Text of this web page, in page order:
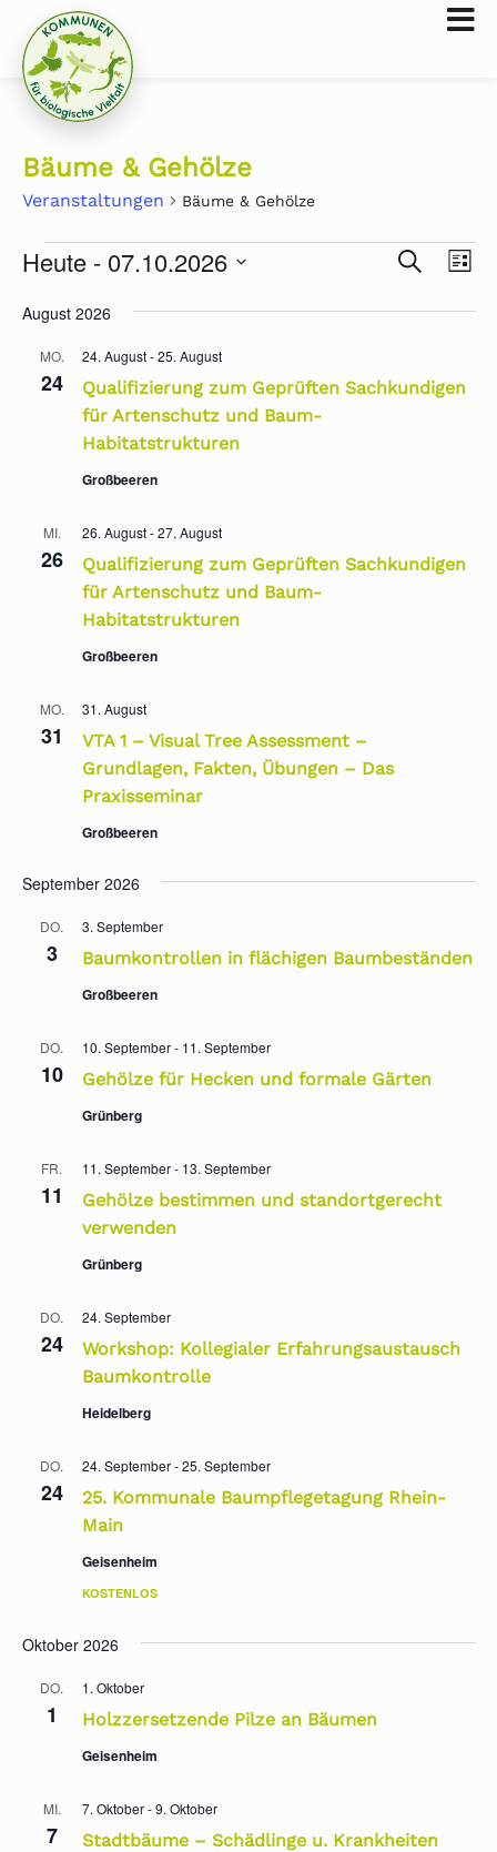
Bäume & Gehölze
Veranstaltungen Bäume & Gehölze
Suche
SUCHE
LISTE
Heute - 07.10.2026
wählen.
August 2026
MO.
24
24. August-25. August
Qualifizierung zum Geprüften Sachkundigen
für Artenschutz und Baum-
Habitatstrukturen
Großbeeren
MI.
26
26. August-27. August
Qualifizierung zum Geprüften Sachkundigen
für Artenschutz und Baum-
Habitatstrukturen
Großbeeren
MO.
31
31. August
VTA 1 – Visual Tree Assessment –
Grundlagen, Fakten, Übungen – Das
Praxisseminar
Großbeeren
September 2026
DO.
3
3. September
Baumkontrollen in flächigen Baumbeständen
Großbeeren
DO.
10
10. September- 11. September
Gehölze für Hecken und formale Gärten
Grünberg
FR.
11
11. September- 13. September
Gehölze bestimmen und standortgerecht
verwenden
Grünberg
DO.
24
24. September
Workshop: Kollegialer Erfahrungsaustausch
Baumkontrolle
Heidelberg
DO.
24
24. September-25. September
25. Kommunale Baumpflegetagung Rhein-
Main
Geisenheim
KOSTENLOS
Oktober 2026
DO.
1
1. Oktober
Holzzersetzende Pilze an Bäumen
Geisenheim
MI.
7
7. Oktober-9. Oktober
Stadtbäume – Schädlinge u. Krankheiten